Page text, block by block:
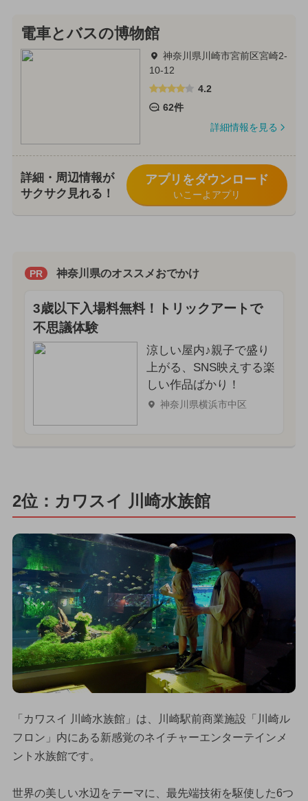
電車とバスの博物館
神奈川県川崎市宮前区宮崎2-
10-12
4.2
62件
詳細情報を見る
詳細・周辺情報が
サクサク見れる！
アプリをダウンロード
いこーよアプリ
PR 神奈川県のオススメおでかけ
3歳以下入場料無料！トリックアートで
不思議体験
涼しい屋内♪親子で盛り
上がる、SNS映えする楽
しい作品ばかり！
神奈川県横浜市中区
2位：カワスイ 川崎水族館
「カワスイ 川崎水族館」は、川崎駅前商業施設「川崎ル
フロン」内にある新感覚のネイチャーエンターテインメ
ント水族館です。
世界の美しい水辺をテーマに、最先端技術を駆使した6つ